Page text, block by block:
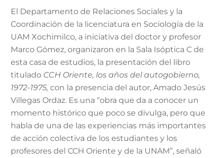
El Departamento de Relaciones Sociales y la
Coordinación de la licenciatura en Sociología de la
UAM Xochimilco, a iniciativa del doctor y profesor
Marco Gómez, organizaron en la Sala Isóptica C de
esta casa de estudios, la presentación del libro
titulado CCH Oriente, los años del autogobierno,
1972-1975,con la presencia del autor, Amado Jesús
Villegas Ordaz. Es una “obra que da a conocer un
momento histórico que poco se divulga, pero que
habla de una de las experiencias más importantes
de acción colectiva de los estudiantes y los
profesores del CCH Oriente y de la UNAM”, señaló